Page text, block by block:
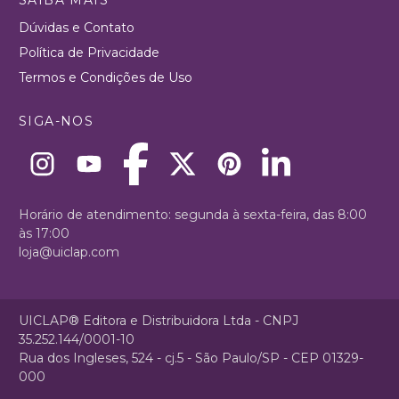
Dúvidas e Contato
Política de Privacidade
Termos e Condições de Uso
SIGA-NOS
Horário de atendimento: segunda à sexta-feira, das 8:00
às 17:00
loja@uiclap.com
UICLAP® Editora e Distribuidora Ltda - CNPJ
35.252.144/0001-10
Rua dos Ingleses, 524 - cj.5 - São Paulo/SP - CEP 01329-
000